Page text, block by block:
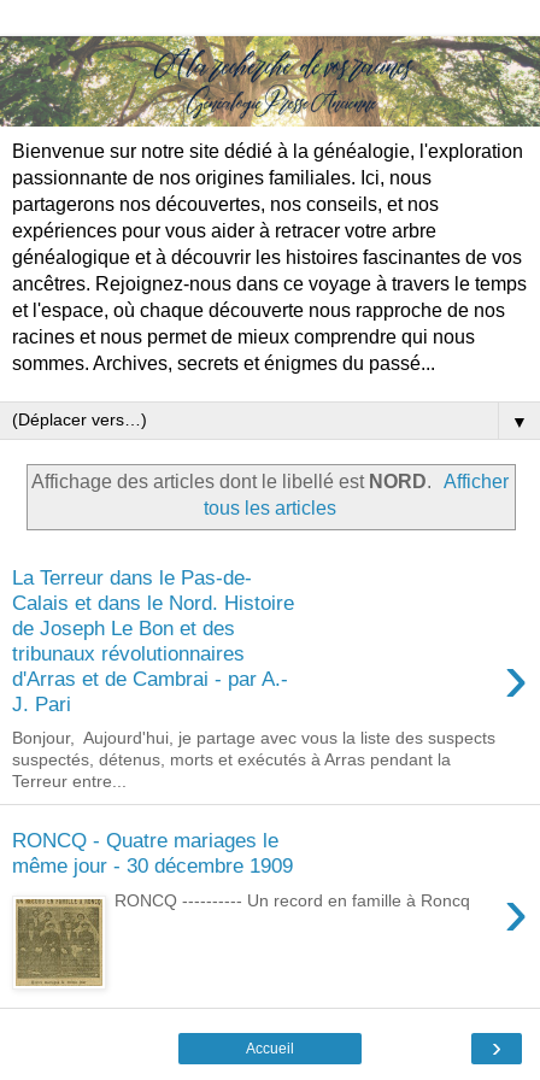
Bienvenue sur notre site dédié à la généalogie, l'exploration
passionnante de nos origines familiales. Ici, nous
partagerons nos découvertes, nos conseils, et nos
expériences pour vous aider à retracer votre arbre
généalogique et à découvrir les histoires fascinantes de vos
ancêtres. Rejoignez-nous dans ce voyage à travers le temps
et l'espace, où chaque découverte nous rapproche de nos
racines et nous permet de mieux comprendre qui nous
sommes. Archives, secrets et énigmes du passé...
▼
Affichage des articles dont le libellé est NORD.
Afficher
tous les articles
La Terreur dans le Pas-de-
Calais et dans le Nord. Histoire
de Joseph Le Bon et des
tribunaux révolutionnaires
d'Arras et de Cambrai - par A.-
J. Pari
›
Bonjour, Aujourd'hui, je partage avec vous la liste des suspects
suspectés, détenus, morts et exécutés à Arras pendant la
Terreur entre...
RONCQ - Quatre mariages le
même jour - 30 décembre 1909
›
RONCQ ---------- Un record en famille à Roncq
›
Accueil